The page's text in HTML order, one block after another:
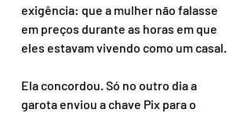
exigência: que a mulher não falasse
em preços durante as horas em que
eles estavam vivendo como um casal.
Ela concordou. Só no outro dia a
garota enviou a chave Pix para o